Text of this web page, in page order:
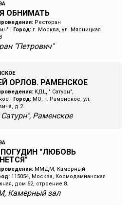
ОБНИМАТЬ
Ресторан
Город: г. Москва, ул. Мясницкая
"Петрович"
ОРЛОВ. РАМЕНСКОЕ
КДЦ " Сатурн",
Город: МО, г. Раменское, ул.
д.2
Раменское
ПОГУДИН "ЛЮБОВЬ
ММДМ, Камерный
115054, Москва, Космодамианская
дом 52, строение 8.
Камерный зал